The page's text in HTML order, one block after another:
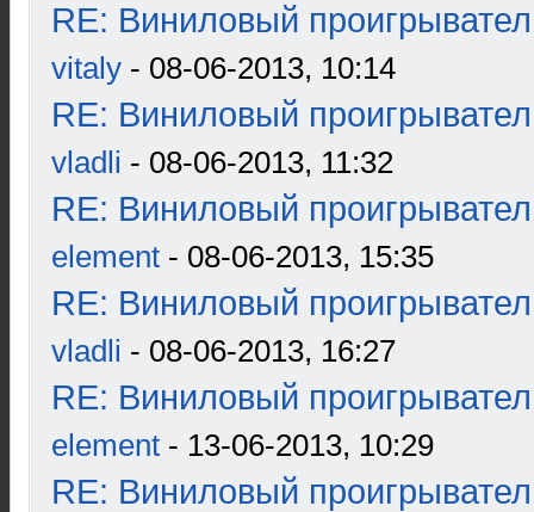
RE: Виниловый
vitaly - 08-06-2013, 10:14
RE: Виниловый
vladli - 08-06-2013, 11:32
RE: Виниловый
element - 08-06-2013, 15:35
RE: Виниловый
vladli - 08-06-2013, 16:27
RE: Виниловый
element - 13-06-2013, 10:29
RE: Виниловый